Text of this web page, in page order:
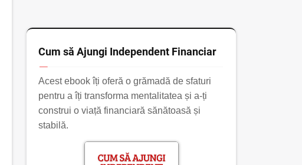
Cum să Ajungi Independent Financiar
Acest ebook îți oferă o grămadă de sfaturi
pentru a îți transforma mentalitatea și a-ți
construi o viață financiară sănătoasă și
stabilă.